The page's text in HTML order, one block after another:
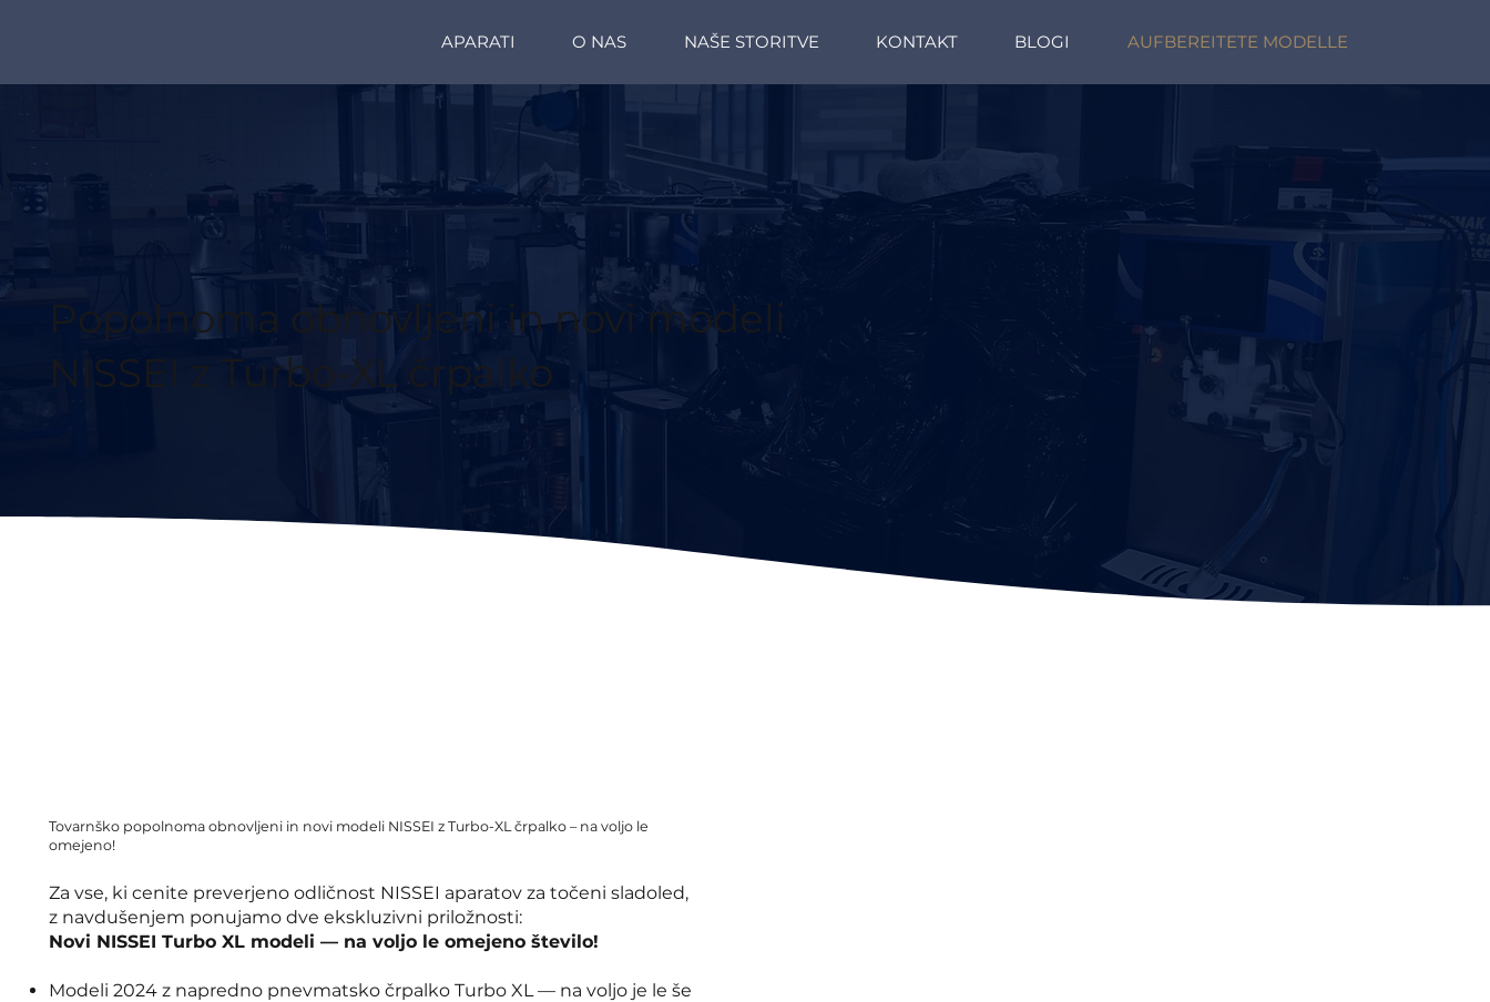
APARATI O NAS NAŠE STORITVE KONTAKT BLOGI AUFBEREITETE MODELLE
Popolnoma obnovljeni in novi modeli
NISSEI z Turbo-XL črpalko
Tovarnško popolnoma obnovljeni in novi modeli NISSEI z Turbo-XL črpalko – na voljo le
omejeno!
Za vse, ki cenite preverjeno odličnost NISSEI aparatov za točeni sladoled,
z navdušenjem ponujamo dve ekskluzivni priložnosti:
Novi NISSEI Turbo XL modeli — na voljo le omejeno število!
Modeli 2024 z napredno pnevmatsko črpalko Turbo XL — na voljo je le še